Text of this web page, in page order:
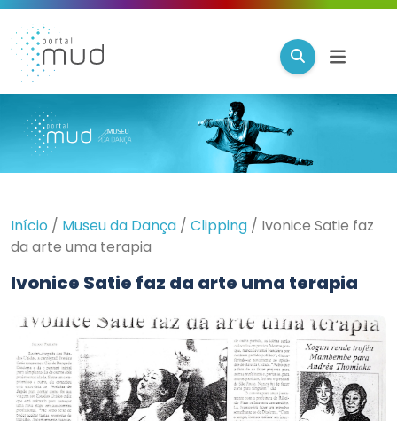
Início / Museu da Dança / Clipping / Ivonice Satie faz
da arte uma terapia
Ivonice Satie faz da arte uma terapia